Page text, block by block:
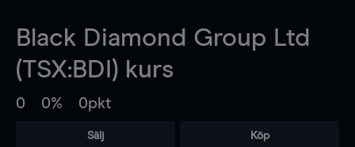
Black Diamond Group Ltd
(TSX:BDI) kurs
0 0% 0pkt
Sälj Köp